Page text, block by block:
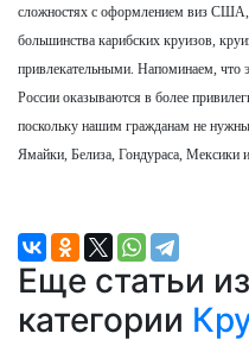
сложностях с оформлением виз
большинства карибских круизов,
привлекательными. Напоминаем, что
России оказываются в более
поскольку нашим гражданам не
Ямайки, Белиза, Гондураса, Мексики
Еще статьи из
категории